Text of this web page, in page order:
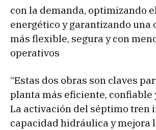
con la demanda, optimizando
energético y garantizando una
más flexible, segura y con
operativos
“Estas dos obras son claves
planta más eficiente, confiable
La activación del séptimo tren
capacidad hidráulica y mejora